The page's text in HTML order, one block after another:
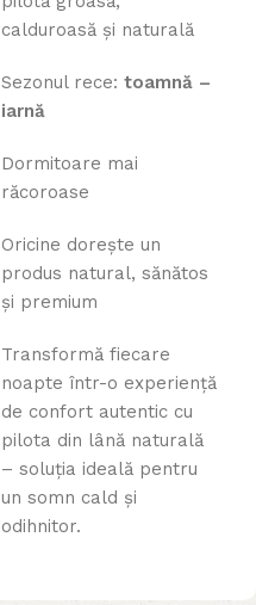
calduroasă și naturală
Sezonul rece: toamnă –
iarnă
Dormitoare mai
răcoroase
Oricine dorește un
produs natural, sănătos
și premium
Transformă fiecare
noapte într-o experiență
de confort autentic cu
pilota din lână naturală
– soluția ideală pentru
un somn cald și
odihnitor.